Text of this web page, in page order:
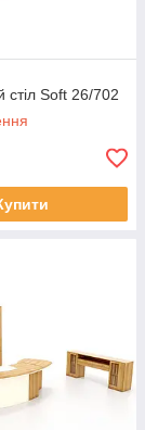
Soft 26/702